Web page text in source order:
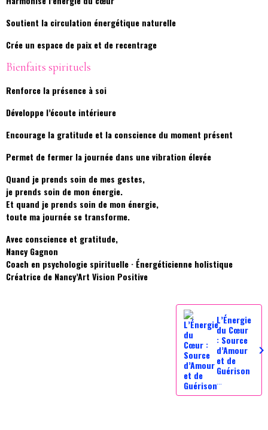
Soutient la circulation énergétique naturelle
Crée un espace de paix et de recentrage
Bienfaits spirituels
Renforce la présence à soi
Développe l’écoute intérieure
Encourage la gratitude et la conscience du moment présent
Permet de fermer la journée dans une vibration élevée
Quand je prends soin de mes gestes,
je prends soin de mon énergie.
Et quand je prends soin de mon énergie,
toute ma journée se transforme.
Avec conscience et gratitude,
Nancy Gagnon
Coach en psychologie spirituelle · Énergéticienne holistique
Créatrice de Nancy’Art Vision Positive
L’Énergie
du Cœur
: Source
d’Amour
et de
Guérison